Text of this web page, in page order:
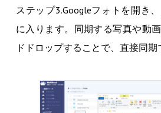
ステップ3.Googleフォトを開き
に入ります。同期する写真や動
ドドロップすることで、直接同期